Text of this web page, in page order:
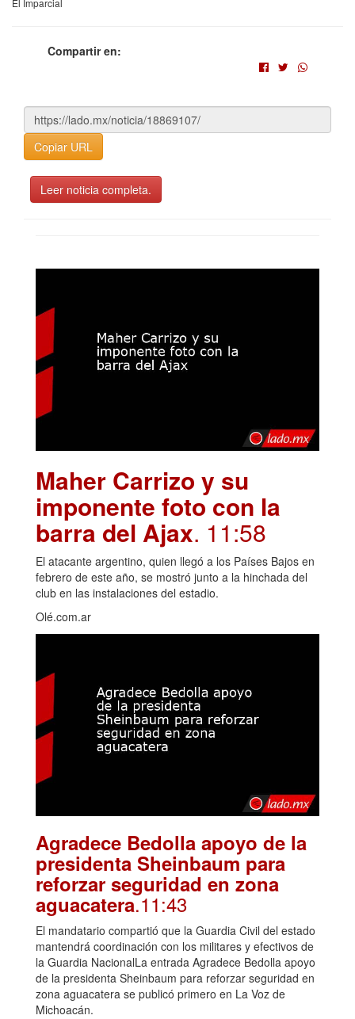
Compartir en:
Copiar URL
Leer noticia completa.
Maher Carrizo y su
imponente foto con la
barra del Ajax. 11:58
El atacante argentino, quien llegó a los Países Bajos en
febrero de este año, se mostró junto a la hinchada del
club en las instalaciones del estadio.
Olé.com.ar
Agradece Bedolla apoyo de la
presidenta Sheinbaum para
reforzar seguridad en zona
aguacatera.11:43
El mandatario compartió que la Guardia Civil del estado
mantendrá coordinación con los militares y efectivos de
la Guardia NacionalLa entrada Agradece Bedolla apoyo
de la presidenta Sheinbaum para reforzar seguridad en
zona aguacatera se publicó primero en La Voz de
Michoacán.